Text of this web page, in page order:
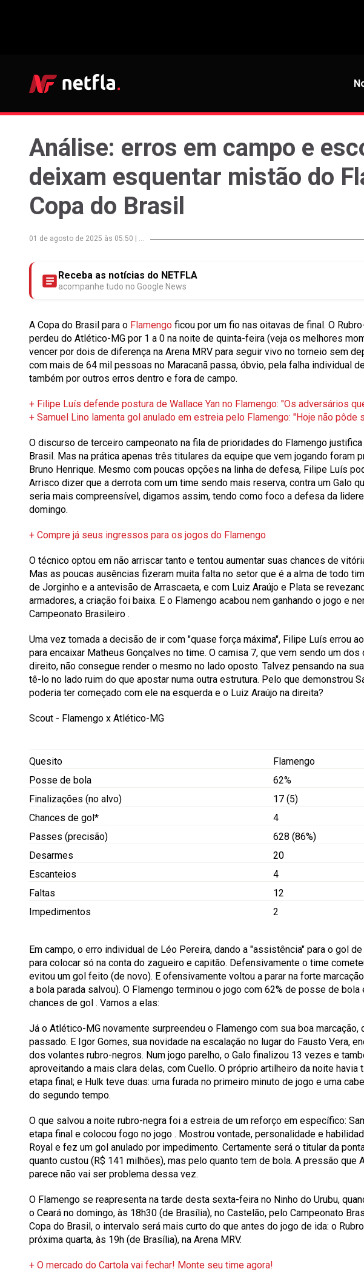
Análise: erros em campo e
deixam esquentar mistão do
Copa do Brasil
01 de agosto de 2025 às 05:50 ...
Receba as notícias do NETFLA
acompanhe tudo no Google News
A Copa do Brasil para o Flamengo ficou por um fio nas oitavas de final. O
perdeu do Atlético-MG por 1 a 0 na noite de quinta-feira (veja os melhores
vencer por dois de diferença na Arena MRV para seguir vivo no torneio sem
com mais de 64 mil pessoas no Maracanã passa, óbvio, pela falha individual
também por outros erros dentro e fora de campo.
+ Filipe Luís defende postura de Wallace Yan no Flamengo: "Os adversários
+ Samuel Lino lamenta gol anulado em estreia pelo Flamengo: "Hoje não pôde
O discurso de terceiro campeonato na fila de prioridades do Flamengo
Brasil. Mas na prática apenas três titulares da equipe que vem jogando foram
Bruno Henrique. Mesmo com poucas opções na linha de defesa, Filipe Luís
Arrisco dizer que a derrota com um time sendo mais reserva, contra um Galo
seria mais compreensível, digamos assim, tendo como foco a defesa da
domingo.
+ Compre já seus ingressos para os jogos do Flamengo
O técnico optou em não arriscar tanto e tentou aumentar suas chances de
Mas as poucas ausências fizeram muita falta no setor que é a alma de todo
de Jorginho e a antevisão de Arrascaeta, e com Luiz Araújo e Plata se
armadores, a criação foi baixa. E o Flamengo acabou nem ganhando o jogo e
Campeonato Brasileiro .
Uma vez tomada a decisão de ir com "quase força máxima", Filipe Luís errou
para encaixar Matheus Gonçalves no time. O camisa 7, que vem sendo um
direito, não consegue render o mesmo no lado oposto. Talvez pensando na
tê-lo no lado ruim do que apostar numa outra estrutura. Pelo que demonstrou
poderia ter começado com ele na esquerda e o Luiz Araújo na direita?
Scout - Flamengo x Atlético-MG
Quesito Flamengo
Posse de bola
62%
Finalizações (no alvo)
17 (5)
Chances de gol*
4
Passes (precisão)
628 (86%)
Desarmes
20
Escanteios
4
Faltas
12
Impedimentos
2
Em campo, o erro individual de Léo Pereira, dando a "assistência" para o gol
para colocar só na conta do zagueiro e capitão. Defensivamente o time
evitou um gol feito (de novo). E ofensivamente voltou a parar na forte
a bola parada salvou). O Flamengo terminou o jogo com 62% de posse de
chances de gol . Vamos a elas:
Já o Atlético-MG novamente surpreendeu o Flamengo com sua boa
passado. E Igor Gomes, sua novidade na escalação no lugar do Fausto Vera,
dos volantes rubro-negros. Num jogo parelho, o Galo finalizou 13 vezes e
aproveitando a mais clara delas, com Cuello. O próprio artilheiro da noite havia
etapa final; e Hulk teve duas: uma furada no primeiro minuto de jogo e uma
do segundo tempo.
O que salvou a noite rubro-negra foi a estreia de um reforço em específico:
etapa final e colocou fogo no jogo . Mostrou vontade, personalidade e
Royal e fez um gol anulado por impedimento. Certamente será o titular da
quanto custou (R$ 141 milhões), mas pelo quanto tem de bola. A pressão que
parece não vai ser problema dessa vez.
O Flamengo se reapresenta na tarde desta sexta-feira no Ninho do Urubu,
o Ceará no domingo, às 18h30 (de Brasília), no Castelão, pelo Campeonato
Copa do Brasil, o intervalo será mais curto do que antes do jogo de ida: o
próxima quarta, às 19h (de Brasília), na Arena MRV.
+ O mercado do Cartola vai fechar! Monte seu time agora!